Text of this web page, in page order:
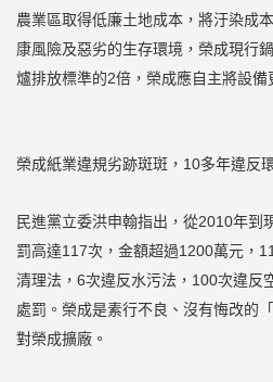
農業區取得低廉土地成本，將汙染成
康風險及惡劣的生存環境，榮成現行
爐排放標準的2倍，榮成應自主將設備
榮成紙業違規劣跡斑斑，10多年違反
民進黨立委洪申翰指出，從2010年到
罰高達117次，金額超過1200萬元，
清理法，6次違反水污法，100次違反
處罰。榮成是素行不良、沒有悔改的
對榮成擴廠。